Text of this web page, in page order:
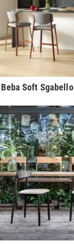
Beba Soft Sgabello